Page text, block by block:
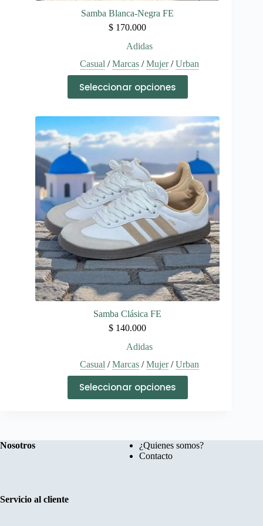
Samba Blanca-Negra FE
$ 170.000
Adidas
Casual/Marcas/Mujer/Urban
Seleccionar opciones
producto
tiene
Las
opciones
pueden
elegir
en
la
página
de
producto
Samba Clásica FE
$ 140.000
Adidas
Casual /Marcas/Mujer/Urban
Seleccionar opciones
producto
tiene
opciones
se
Nosotros
¿Quienes somos?
Contacto
Servicio al cliente